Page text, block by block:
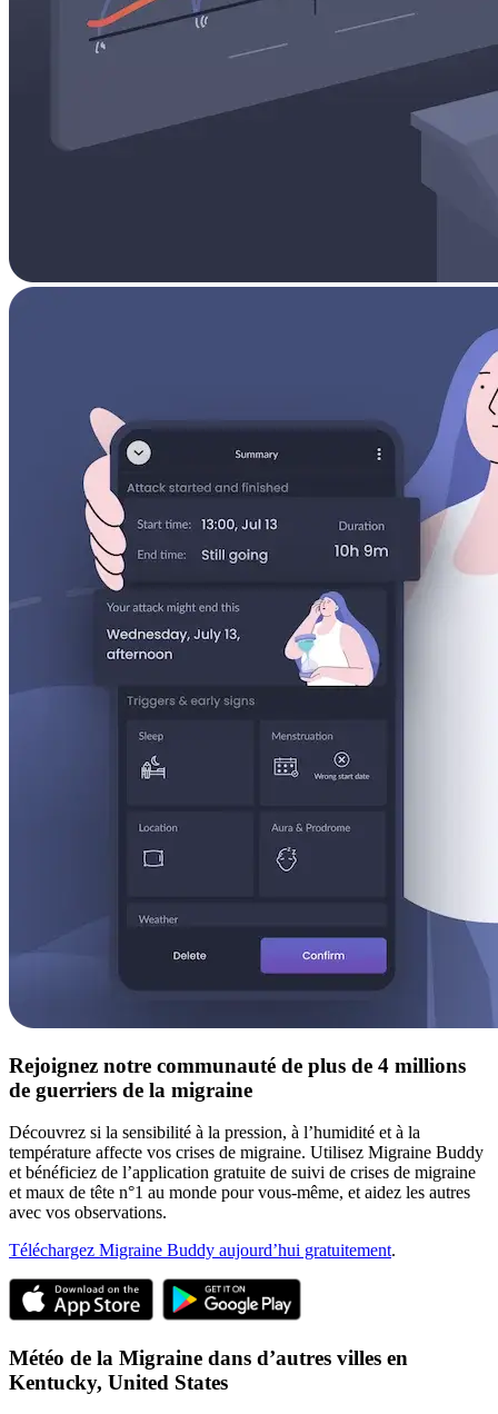
Rejoignez notre communauté de plus de 4 millions
de guerriers de la migraine
Découvrez si la sensibilité à la pression, à l’humidité et à la
température affecte vos crises de migraine. Utilisez Migraine Buddy
et bénéficiez de l’application gratuite de suivi de crises de migraine
et maux de tête n°1 au monde pour vous-même, et aidez les autres
avec vos observations.
Téléchargez Migraine Buddy aujourd’hui gratuitement.
Météo de la Migraine dans d’autres villes en
Kentucky, United States